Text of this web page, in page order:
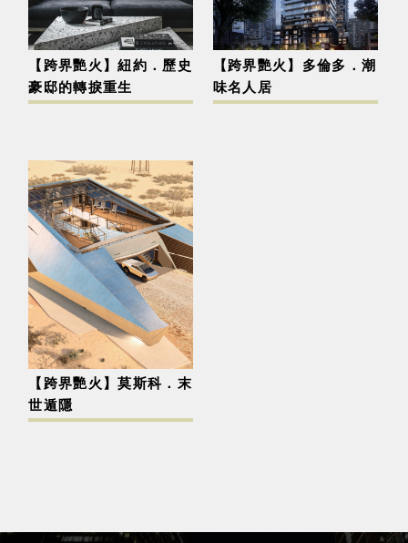
【跨界艷火】紐約．歷史
豪邸的轉捩重生
【跨界艷火】多倫多．潮
味名人居
【跨界艷火】莫斯科．末
世遁隱